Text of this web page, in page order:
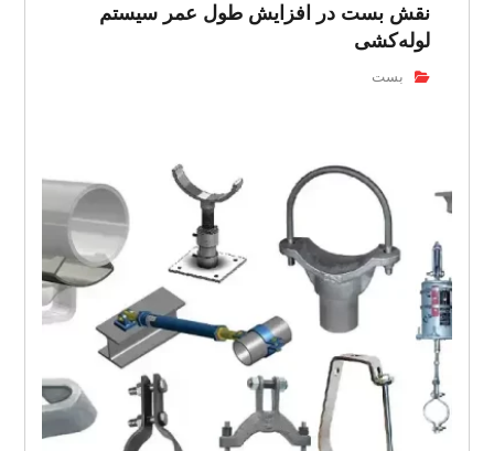
نقش بست در افزایش طول عمر سیستم
لوله‌کشی
بست